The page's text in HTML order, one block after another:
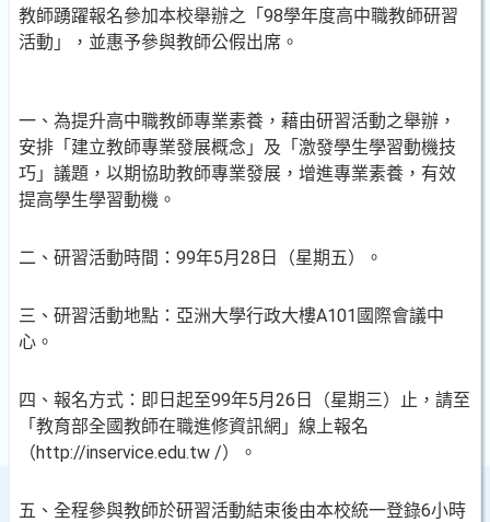
教師踴躍報名參加本校舉辦之「98學年度高中職教師研習
活動」，並惠予參與教師公假出席。
一、為提升高中職教師專業素養，藉由研習活動之舉辦，
安排「建立教師專業發展概念」及「激發學生學習動機技
巧」議題，以期協助教師專業發展，增進專業素養，有效
提高學生學習動機。
二、研習活動時間：99年5月28日（星期五）。
三、研習活動地點：亞洲大學行政大樓A101國際會議中
心。
四、報名方式：即日起至99年5月26日（星期三）止，請至
「教育部全國教師在職進修資訊網」線上報名
（http://inservice.edu.tw /）。
五、全程參與教師於研習活動結束後由本校統一登錄6小時